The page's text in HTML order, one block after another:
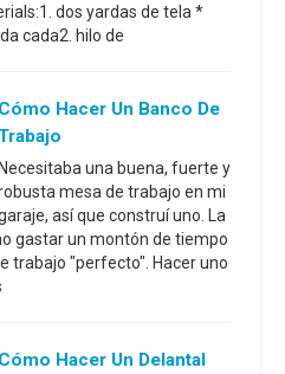
dos yardas de tela *
cada2. hilo de
Cómo Hacer Un Banco De
una buena, fuerte y
mesa de trabajo en mi
así que construí uno. La
gastar un montón de tiempo
trabajo "perfecto". Hacer uno
Cómo Hacer Un Delantal